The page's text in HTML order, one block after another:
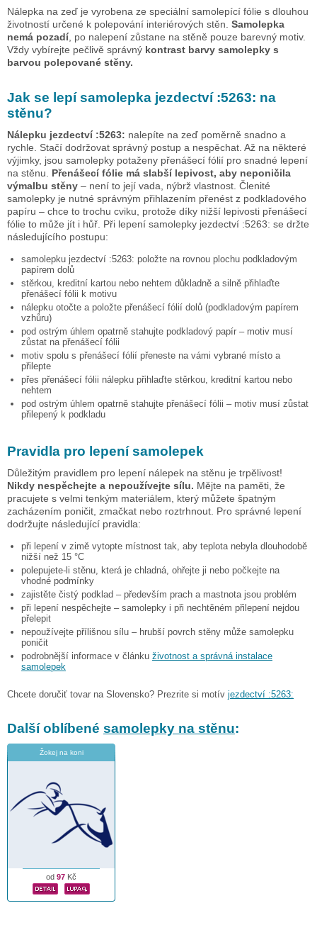
Nálepka na zeď je vyrobena ze speciální samolepící fólie s dlouhou
životností určené k polepování interiérových stěn. Samolepka
nemá pozadí, po nalepení zůstane na stěně pouze barevný motiv.
Vždy vybírejte pečlivě správný kontrast barvy samolepky s
barvou polepované stěny.
Jak se lepí samolepka jezdectví :5263: na
stěnu?
Nálepku jezdectví :5263: nalepíte na zeď poměrně snadno a
rychle. Stačí dodržovat správný postup a nespěchat. Až na některé
výjimky, jsou samolepky potaženy přenášecí fólií pro snadné lepení
na stěnu. Přenášecí fólie má slabší lepivost, aby neponičila
výmalbu stěny – není to její vada, nýbrž vlastnost. Členité
samolepky je nutné správným přihlazením přenést z podkladového
papíru – chce to trochu cviku, protože díky nižší lepivosti přenášecí
fólie to může jít i hůř. Při lepení samolepky jezdectví :5263: se držte
následujícího postupu:
samolepku jezdectví :5263: položte na rovnou plochu podkladovým
papírem dolů
stěrkou, kreditní kartou nebo nehtem důkladně a silně přihlaďte
přenášecí fólii k motivu
nálepku otočte a položte přenášecí fólií dolů (podkladovým papírem
vzhůru)
pod ostrým úhlem opatrně stahujte podkladový papír – motiv musí
zůstat na přenášecí fólii
motiv spolu s přenášecí fólií přeneste na vámi vybrané místo a
přilepte
přes přenášecí fólii nálepku přihlaďte stěrkou, kreditní kartou nebo
nehtem
pod ostrým úhlem opatrně stahujte přenášecí fólii – motiv musí zůstat
přilepený k podkladu
Pravidla pro lepení samolepek
Důležitým pravidlem pro lepení nálepek na stěnu je trpělivost!
Nikdy nespěchejte a nepoužívejte sílu. Mějte na paměti, že
pracujete s velmi tenkým materiálem, který můžete špatným
zacházením poničit, zmačkat nebo roztrhnout. Pro správné lepení
dodržujte následující pravidla:
při lepení v zimě vytopte místnost tak, aby teplota nebyla dlouhodobě
nižší než 15 °C
polepujete-li stěnu, která je chladná, ohřejte ji nebo počkejte na
vhodné podmínky
zajistěte čistý podklad – především prach a mastnota jsou problém
při lepení nespěchejte – samolepky i při nechtěném přilepení nejdou
přelepit
nepoužívejte přílišnou sílu – hrubší povrch stěny může samolepku
poničit
podrobnější informace v článku životnost a správná instalace
samolepek
Chcete doručiť tovar na Slovensko? Prezrite si motív jezdectví :5263:
Další oblíbené samolepky na stěnu:
Žokej na koni
od 97 Kč